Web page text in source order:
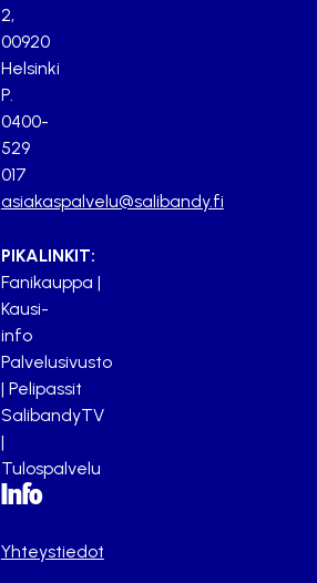
2,
00920
Helsinki
P.
0400-
529
017
asiakaspalvelu@salibandy.fi
PIKALINKIT:
Fanikauppa |
Kausi-
info
Palvelusivusto
| Pelipassit
SalibandyTV
|
Tulospalvelu
Info
Yhteystiedot